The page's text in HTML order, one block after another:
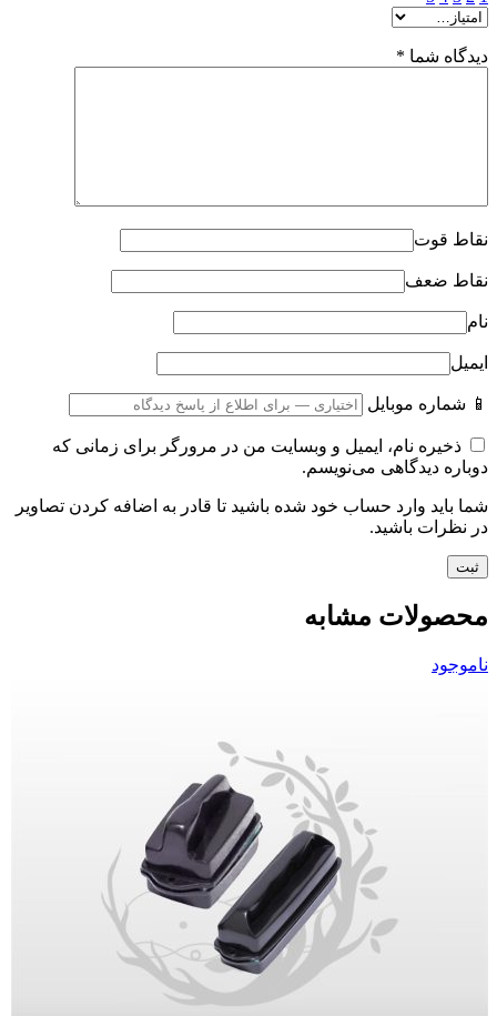
دیدگاه شما *
نقاط قوت
نقاط ضعف
نام
ایمیل
📱 شماره موبایل
ذخیره نام، ایمیل و وبسایت من در مرورگر برای زمانی که
دوباره دیدگاهی می‌نویسم.
شما باید وارد حساب خود شده باشید تا قادر به اضافه کردن تصاویر
در نظرات باشید.
محصولات مشابه
ناموجود